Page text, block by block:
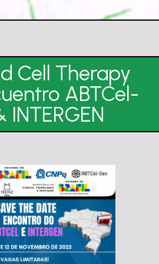
Cell Therapy
ABTCel-
INTERGEN